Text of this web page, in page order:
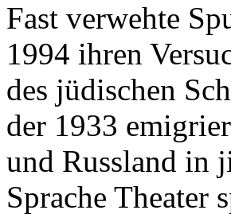
Fast verwehte
1994 ihren
des jüdischen
der 1933
und Russland in
Sprache Theater